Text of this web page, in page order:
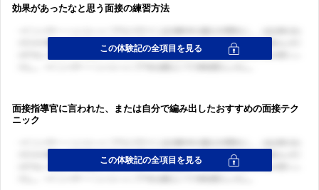
効果があったなと思う面接の練習方法
面接指導官に言われた、または自分で編み出したおすすめの面接テク
ニック